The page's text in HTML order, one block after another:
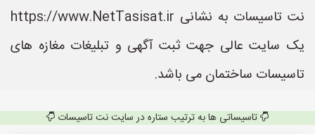
نت تاسیسات به نشانی https://www.NetTasisat.ir
یک سایت عالی جهت ثبت آگهی و تبلیغات مغازه های
تاسیسات ساختمان می باشد.
تاسیساتی ها به ترتیب ستاره در سایت نت تاسیسات